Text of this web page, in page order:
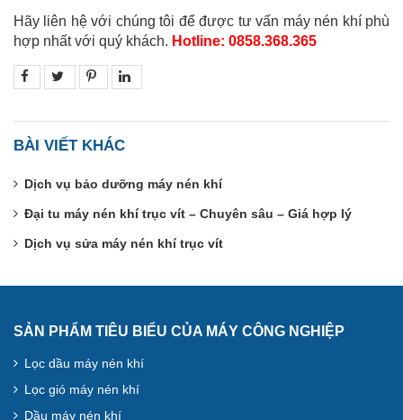
Hãy liên hệ với chúng tôi để được tư vấn máy nén khí phù
hợp nhất với quý khách. Hotline: 0858.368.365
BÀI VIẾT KHÁC
Dịch vụ bảo dưỡng máy nén khí
Đại tu máy nén khí trục vít – Chuyên sâu – Giá hợp lý
Dịch vụ sửa máy nén khí trục vít
SẢN PHẨM TIÊU BIỂU CỦA MÁY CÔNG NGHIỆP
Lọc dầu máy nén khí
Lọc gió máy nén khí
Dầu máy nén khí